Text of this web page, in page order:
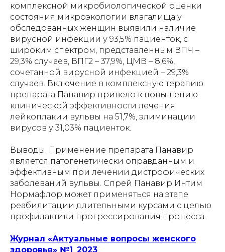
комплексной микробиологической оценки
состояния микроэкологии влагалища у
обследованных женщин выявили наличие
вирусной инфекции у 93,5% пациенток, с
широким спектром, представленным ВПЧ –
29,3% случаев, ВПГ2 – 37,9%, ЦМВ – 8,6%,
сочетанной вирусной инфекцией – 29,3%
случаев. Включение в комплексную терапию
препарата Панавир привело к повышению
клинической эффективности лечения
лейкоплакии вульвы на 51,7%, элиминации
вирусов у 31,03% пациенток.
Выводы. Применение препарата Панавир
является патогенетически оправданным и
эффективным при лечении дистрофических
заболеваний вульвы. Спрей Панавир Интим
Нормафлор может применяться на этапе
реабилитации длительными курсами с целью
профилактики прогрессирования процесса.
Журнал «Актуальные вопросы женского
здоровья» №1_2023